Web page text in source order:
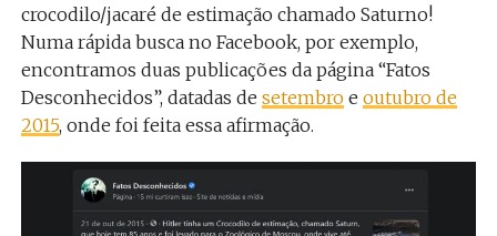
crocodilo/jacaré de estimação chamado Saturno!
Numa rápida busca no Facebook, por exemplo,
encontramos duas publicações da página “Fatos
Desconhecidos”, datadas de setembroe outubro de
2015, onde foi feita essa afirmação.